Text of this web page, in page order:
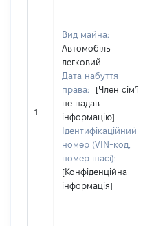
1
Вид майна:
Автомобіль
легковий
Дата набуття
права:
[Член сім'ї
не надав
інформацію]
Ідентифікаційний
номер (VIN-код,
номер шасі):
[Конфіденційна
інформація]